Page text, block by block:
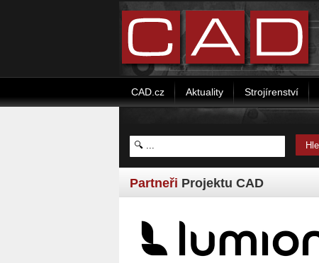
CAD.cz Aktuality Strojírenství
Partneři Projektu CAD